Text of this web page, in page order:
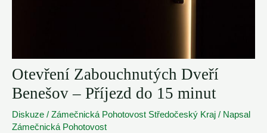
Otevření Zabouchnutých Dveří
Benešov – Příjezd do 15 minut
Diskuze / Zámečnická Pohotovost Středočeský Kraj / Napsal
Zámečnická Pohotovost